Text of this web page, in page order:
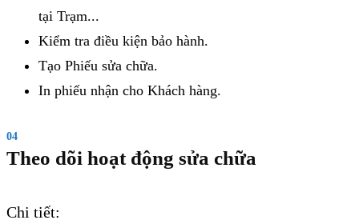
tại Trạm...
Kiểm tra điều kiện bảo hành.
Tạo Phiếu sửa chữa.
In phiếu nhận cho Khách hàng.
04
Theo dõi hoạt động sửa chữa
Chi tiết: